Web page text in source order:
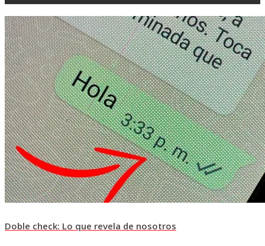
Doble check: Lo que revela de nosotros